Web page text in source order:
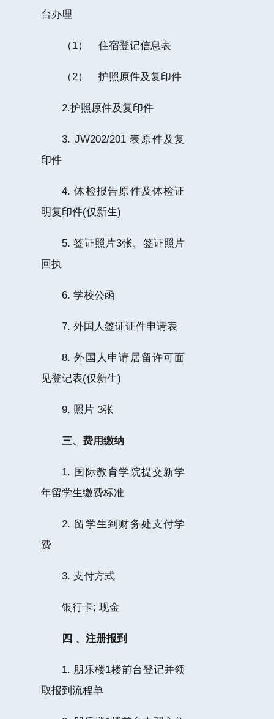
台办理
（1） 住宿登记信息表
（2） 护照原件及复印件
2.护照原件及复印件
3. JW202/201 表原件及复
印件
4. 体检报告原件及体检证
明复印件(仅新生)
5. 签证照片3张、签证照片
回执
6. 学校公函
7. 外国人签证证件申请表
8. 外国人申请居留许可面
见登记表(仅新生)
9. 照片 3张
三、费用缴纳
1. 国际教育学院提交新学
年留学生缴费标准
2. 留学生到财务处支付学
费
3. 支付方式
银行卡; 现金
四 、注册报到
1. 朋乐楼1楼前台登记并领
取报到流程单